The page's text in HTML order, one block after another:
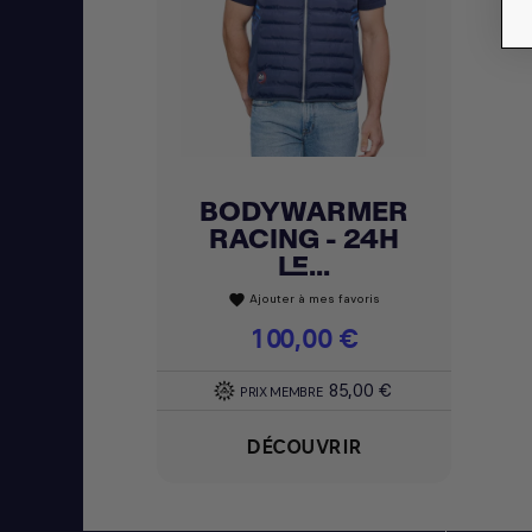
 Achat express
BODYWARMER
RACING - 24H
LE...
favorite Ajouter à mes favoris
Prix
100,00 €
PRIX MEMBRE 85,00 €
DÉCOUVRIR